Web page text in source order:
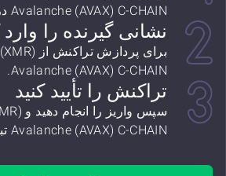
Avalanche (AVAX) C-CHAIN دریافت خواهید کرد.
نشانی گیرنده را وارد
Avalanche (AVAX) C-CHAIN.
تراکنش را تأیید کنید
Avalanche (AVAX) C-CHAIN تبدیل کرده‌اید!